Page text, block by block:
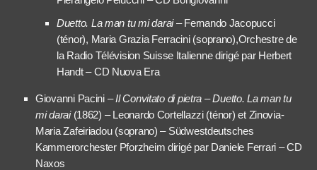
Duetto. La man tu mi darai– Fernando Jacopucci
(ténor), Maria Grazia Ferracini (soprano),Orchestre de
la Radio Télévision Suisse Italienne dirigé par Herbert
Handt – CD Nuova Era
Giovanni Pacini –Il Convitato di pietra – Duetto. La man tu
mi darai(1862) – Leonardo Cortellazzi (ténor) et Zinovia-
Maria Zafeiriadou (soprano) – Südwestdeutsches
Kammerorchester Pforzheim dirigé par Daniele Ferrari – CD
Naxos